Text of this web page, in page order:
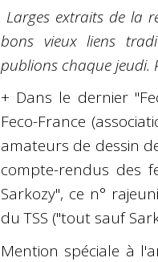
Larges extraits de la
bons vieux liens
publions chaque jeudi.
+ Dans le dernier
Feco-France
amateurs de dessin
compte-rendus des
Sarkozy", ce n°
du TSS ("tout sauf
Mention spéciale à